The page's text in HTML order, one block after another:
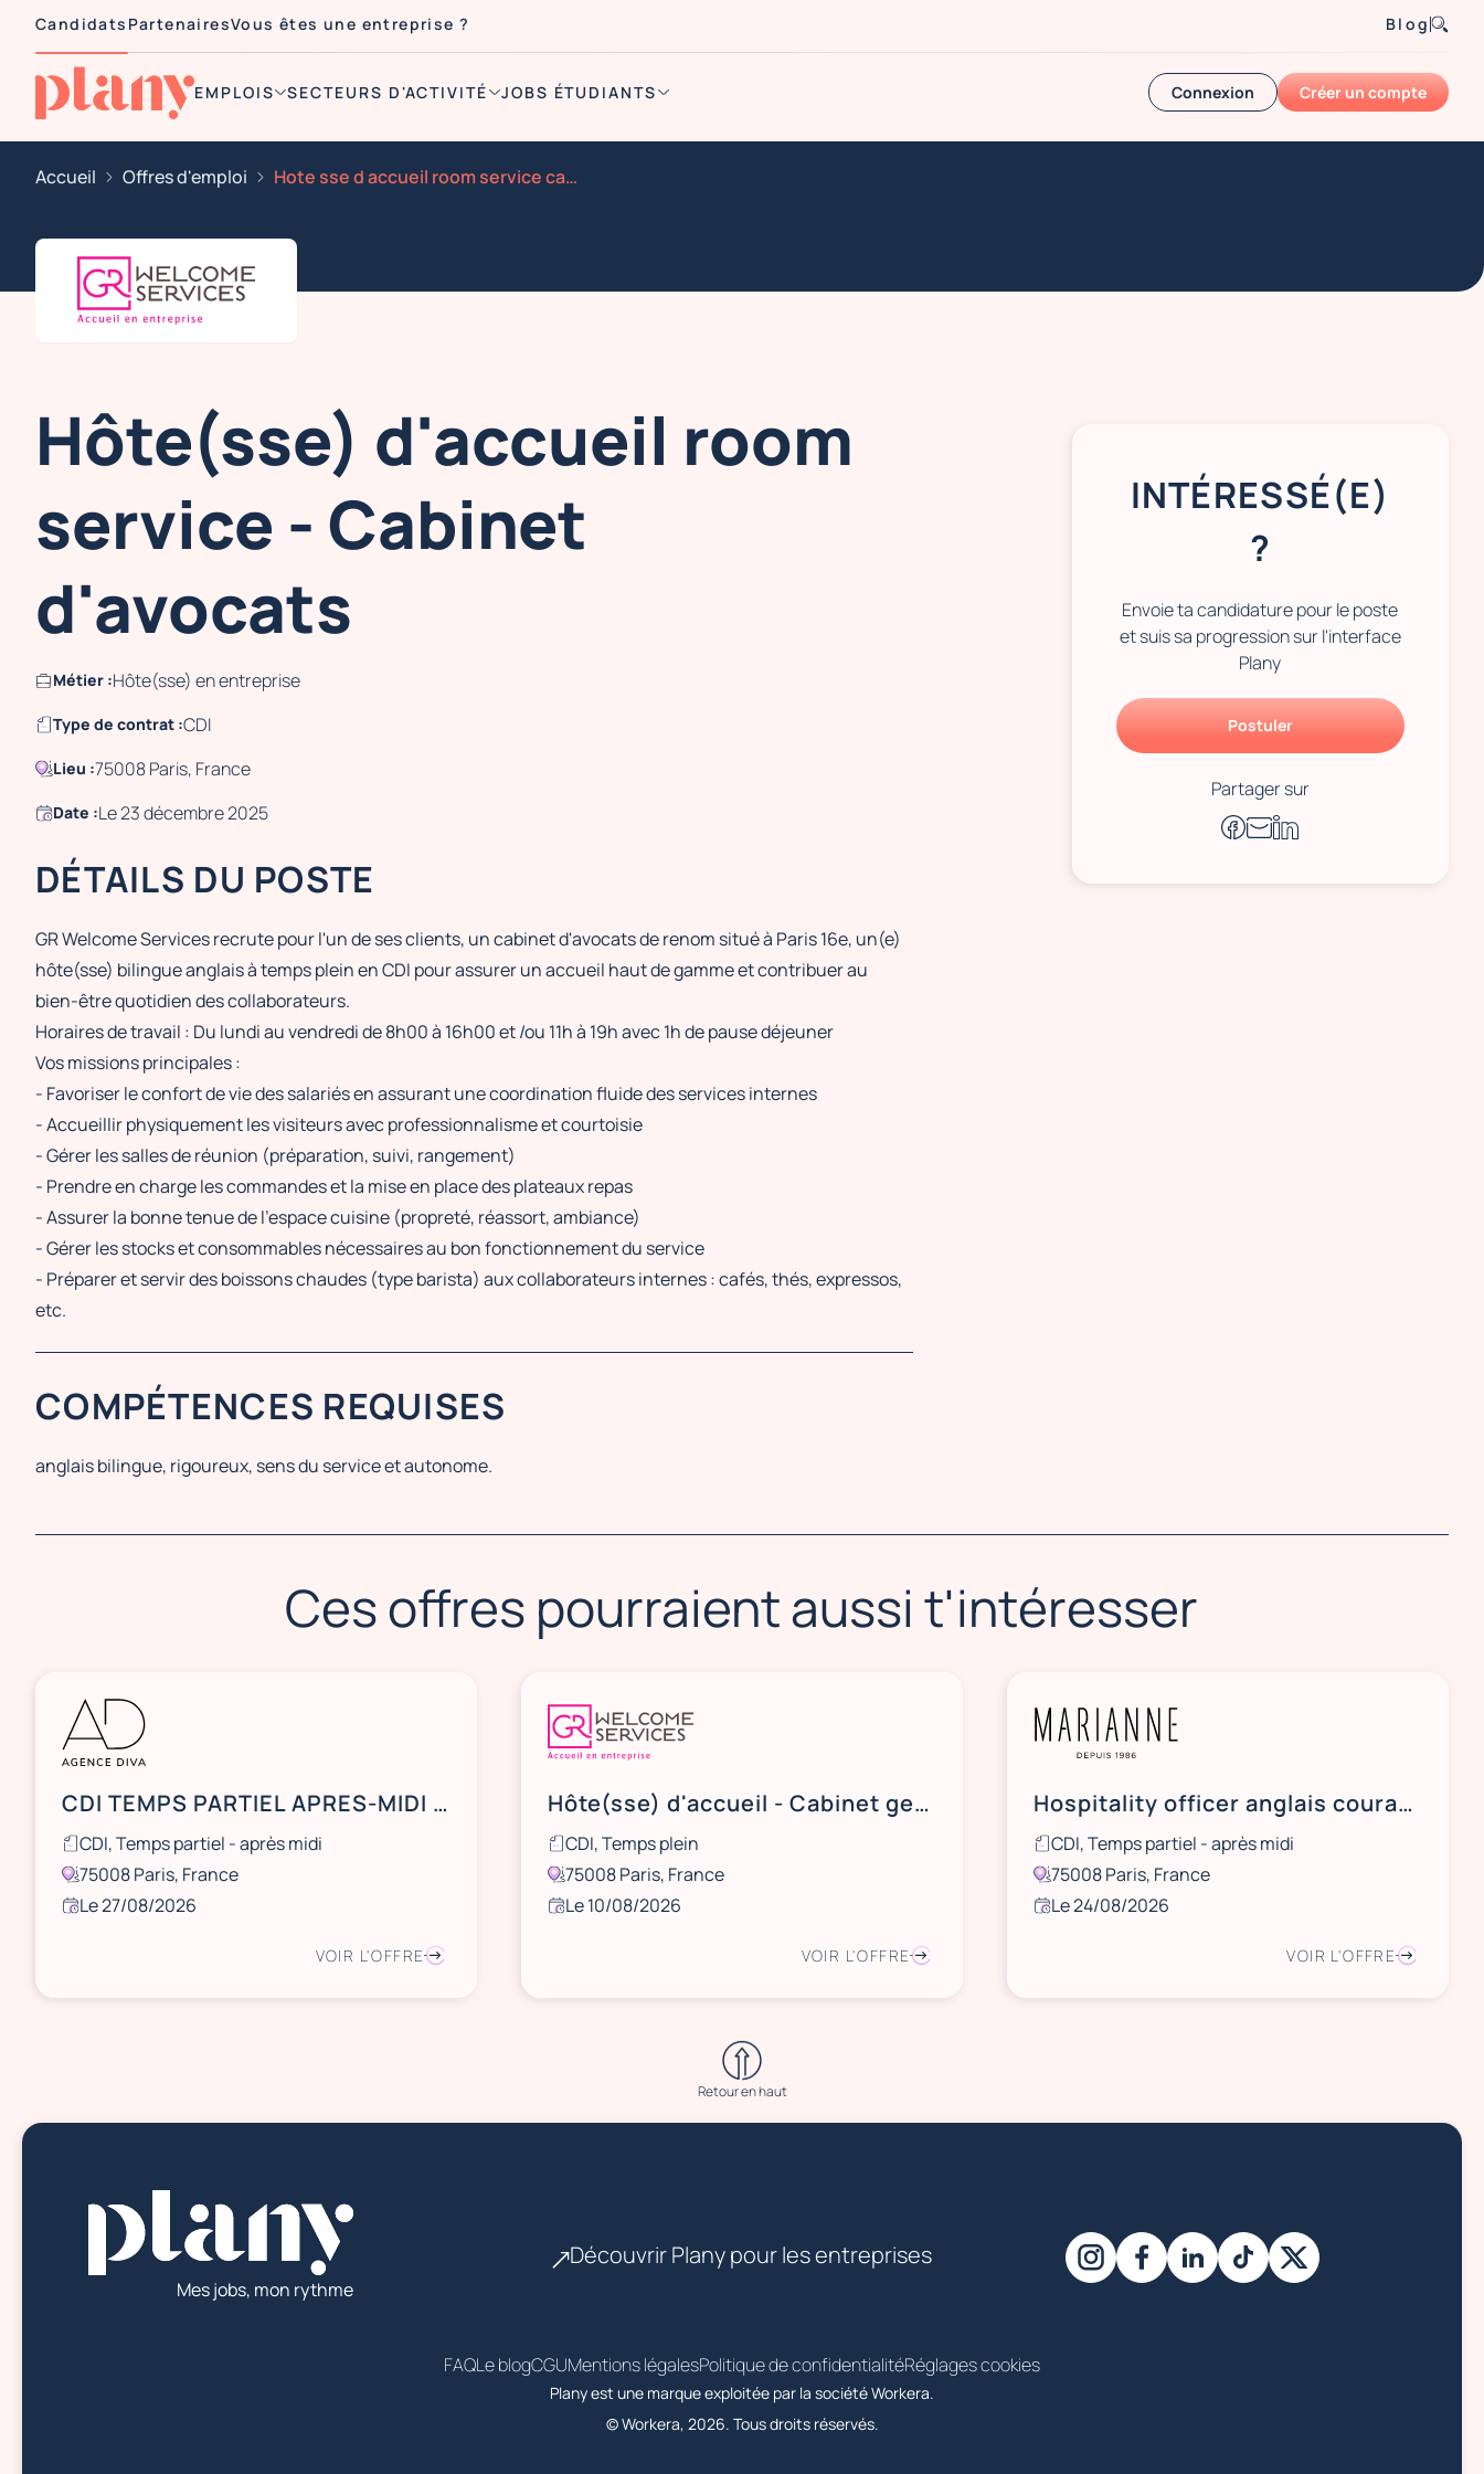
Candidats PartenairesVous êtes une entreprise ? Blog
EMPLOIS SECTEURS D'ACTIVITÉ JOBS ÉTUDIANTS Connexion Créer un compte
Accueil Offres d'emploi Hote sse d accueil room service cabinet d avocats
Hôte(sse) d'accueil room
service - Cabinet
d'avocats
Métier :Hôte(sse) en entreprise
Type de contrat :CDI
Lieu :75008 Paris, France
Date :Le 23 décembre 2025
DÉTAILS DU POSTE
GR Welcome Services recrute pour l'un de ses clients, un cabinet d'avocats de renom situé à Paris 16e, un(e)
hôte(sse) bilingue anglais à temps plein en CDI pour assurer un accueil haut de gamme et contribuer au
bien-être quotidien des collaborateurs.
Horaires de travail : Du lundi au vendredi de 8h00 à 16h00 et /ou 11h à 19h avec 1h de pause déjeuner
Vos missions principales :
- Favoriser le confort de vie des salariés en assurant une coordination fluide des services internes
- Accueillir physiquement les visiteurs avec professionnalisme et courtoisie
- Gérer les salles de réunion (préparation, suivi, rangement)
- Prendre en charge les commandes et la mise en place des plateaux repas
- Assurer la bonne tenue de l'espace cuisine (propreté, réassort, ambiance)
- Gérer les stocks et consommables nécessaires au bon fonctionnement du service
- Préparer et servir des boissons chaudes (type barista) aux collaborateurs internes : cafés, thés, expressos,
etc.
COMPÉTENCES REQUISES
anglais bilingue, rigoureux, sens du service et autonome.
INTÉRESSÉ(E)
?
Envoie ta candidature pour le poste
et suis sa progression sur l'interface
Plany
Postuler
Partager sur
Ces offres pourraient aussi t'intéresser
CDI TEMPS PARTIEL APRES-MIDI - Hôte(sse) d'accueil dans un cabinet d'avocats - 75008 Paris
CDI, Temps partiel - après midi
75008 Paris, France
Le 27/08/2026
VOIR L'OFFRE
Hôte(sse) d'accueil - Cabinet gestion immobilière 8ème (H/F)
CDI, Temps plein
75008 Paris, France
Le 10/08/2026
VOIR L'OFFRE
Hospitality officer anglais courant H/F - CDI tps partiel 25h PM - 75008
CDI, Temps partiel - après midi
75008 Paris, France
Le 24/08/2026
VOIR L'OFFRE
Retour en haut
Mes jobs, mon rythme
Découvrir Plany pour les entreprises
Plany est une marque exploitée par la société Workera.
© Workera, 2026. Tous droits réservés.
FAQLe blogCGUMentions légalesPolitique de confidentialitéRéglages cookies